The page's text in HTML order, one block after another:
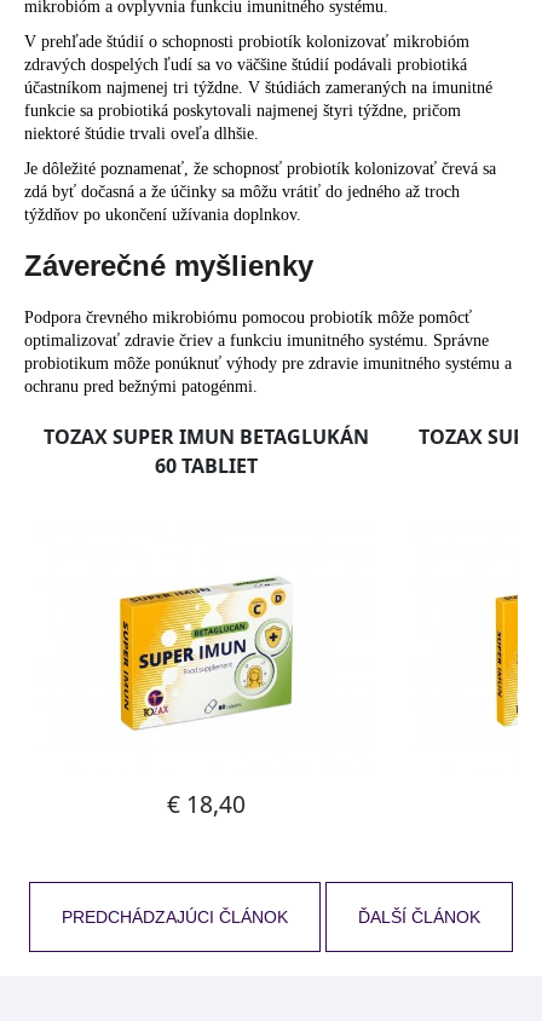
mikrobióm a ovplyvnia funkciu imunitného systému.
V prehľade štúdií o schopnosti probiotík kolonizovať mikrobióm
zdravých dospelých ľudí sa vo väčšine štúdií podávali probiotiká
účastníkom najmenej tri týždne. V štúdiách zameraných na imunitné
funkcie sa probiotiká poskytovali najmenej štyri týždne, pričom
niektoré štúdie trvali oveľa dlhšie.
Je dôležité poznamenať, že schopnosť probiotík kolonizovať črevá sa
zdá byť dočasná a že účinky sa môžu vrátiť do jedného až troch
týždňov po ukončení užívania doplnkov.
Záverečné myšlienky
Podpora črevného mikrobiómu pomocou probiotík môže pomôcť
optimalizovať zdravie čriev a funkciu imunitného systému. Správne
probiotikum môže ponúknuť výhody pre zdravie imunitného systému a
ochranu pred bežnými patogénmi.
PREDCHÁDZAJÚCI ČLÁNOK ĎALŠÍ ČLÁNOK